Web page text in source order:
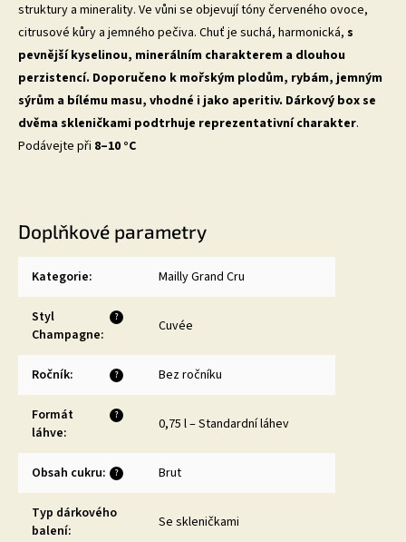
struktury a minerality. Ve vůni se objevují tóny červeného ovoce,
citrusové kůry a jemného pečiva. Chuť je suchá, harmonická, s
pevnější kyselinou, minerálním charakterem a dlouhou
perzistencí. Doporučeno k mořským plodům, rybám, jemným
sýrům a bílému masu, vhodné i jako aperitiv. Dárkový box se
dvěma skleničkami podtrhuje reprezentativní charakter.
Podávejte při 8–10 °C
Doplňkové parametry
Kategorie: Mailly Grand Cru
?
Styl
Champagne: Cuvée
?
Ročník: Bez ročníku
?
Formát
láhve: 0,75 l – Standardní láhev
?
Obsah cukru: Brut
Typ dárkového
balení: Se skleničkami